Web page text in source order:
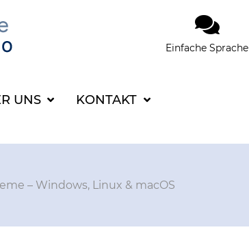
Einfache Sprache
UNS KONTAKT
– Windows, Linux & macOS